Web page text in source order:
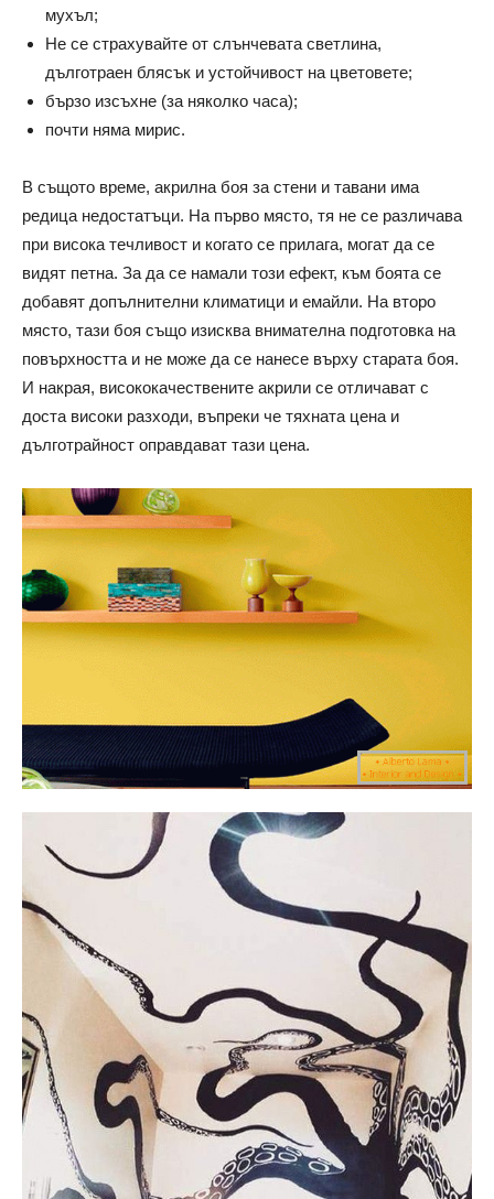
мухъл;
Не се страхувайте от слънчевата светлина,
дълготраен блясък и устойчивост на цветовете;
бързо изсъхне (за няколко часа);
почти няма мирис.
В същото време, акрилна боя за стени и тавани има
редица недостатъци. На първо място, тя не се различава
при висока течливост и когато се прилага, могат да се
видят петна. За да се намали този ефект, към боята се
добавят допълнителни климатици и емайли. На второ
място, тази боя също изисква внимателна подготовка на
повърхността и не може да се нанесе върху старата боя.
И накрая, висококачествените акрили се отличават с
доста високи разходи, въпреки че тяхната цена и
дълготрайност оправдават тази цена.